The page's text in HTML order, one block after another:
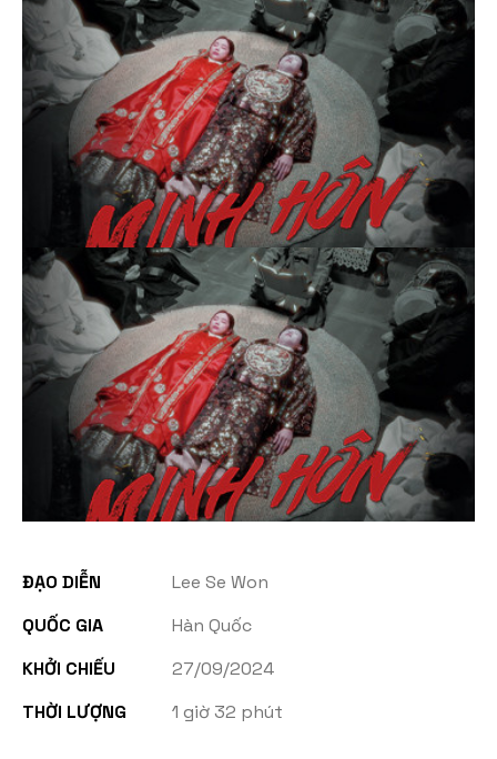
Thể loại phim
Phim kinh dị
Hài hước
Hoạt hình
Hành động
Tình cảm
Việt Nam
ĐẠO DIỄN
Lee Se Won
QUỐC GIA
Hàn Quốc
KHỞI CHIẾU
27/09/2024
THỜI LƯỢNG
1 giờ 32 phút